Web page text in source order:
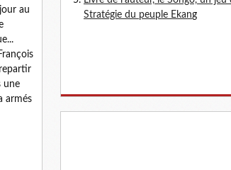
au
une
armés
Stratégie du peuple Ekang